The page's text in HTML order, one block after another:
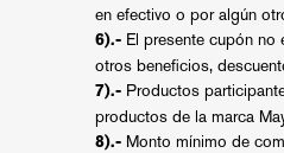
en efectivo o por algún
6).- El presente cupón no
otros beneficios,
7).- Productos
productos de la marca
8).- Monto mínimo de